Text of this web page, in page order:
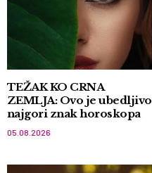
TEŽAK KO CRNA
ZEMLJA: Ovo je ubedljivo
najgori znak horoskopa
05.08.2026